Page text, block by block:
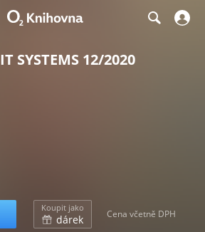
IT SYSTEMS 12/2020
Koupit jako
dárek Cena včetně DPH